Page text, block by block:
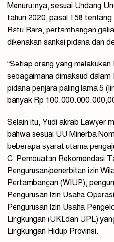
Menurutnya, sesuai Undang
tahun 2020, pasal 158
Batu Bara, pertambangan
dikenakan sanksi pidana dan
“Setiap orang yang
sebagaimana dimaksud
pidana penjara paling lama 5
banyak Rp
Selain itu, Yudi akrab Lawyer
bahwa sesuai UU Minerba
beberapa syarat utama
C, Pembuatan Rekomendasi
Pengurusan/penerbitan izin
Pertambangan (WIUP),
Pengurusan Izin Usaha
Pengurusan Izin Usaha
Lingkungan (UKLdan UPL)
Lingkungan Hidup Provinsi.